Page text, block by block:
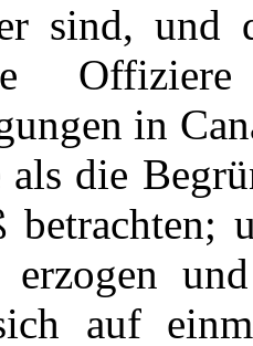
sind, und
in
als die
betrachten;
erzogen
auf